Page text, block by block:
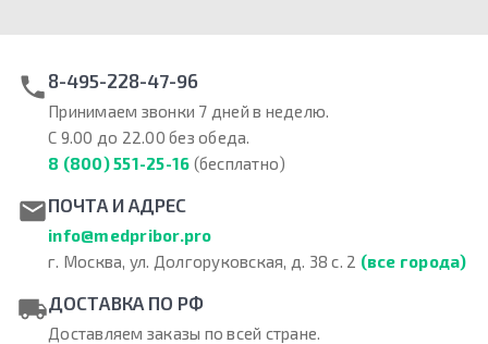
8-495-228-47-96
Принимаем звонки 7 дней в неделю.
С 9.00 до 22.00 без обеда.
8 (800) 551-25-16 (бесплатно)
ПОЧТА И АДРЕС
info@medpribor.pro
г. Москва, ул. Долгоруковская, д. 38 с. 2 (все города)
ДОСТАВКА ПО РФ
Доставляем заказы по всей стране.